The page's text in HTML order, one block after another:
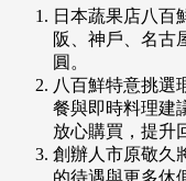
日本蔬果店八百
阪、神戶、名古
圓。
八百鮮特意挑選
餐與即時料理建
放心購買，提升
創辦人市原敬久